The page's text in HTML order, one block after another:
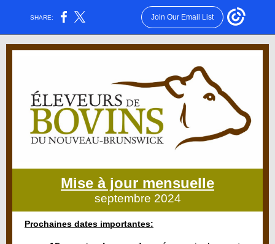
SHARE: Join Our Email List
Mise à jour mensuelle
septembre 2024
Prochaines dates importantes: